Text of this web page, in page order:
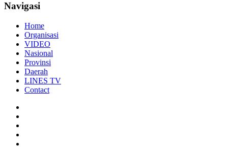
Navigasi
Home
Organisasi
VIDEO
Nasional
Provinsi
Daerah
LINES TV
Contact